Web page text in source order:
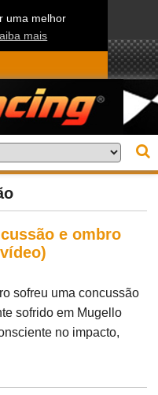
uma melhor
mais
e ombro
sofreu uma concussão
sofrido em Mugello
no impacto,